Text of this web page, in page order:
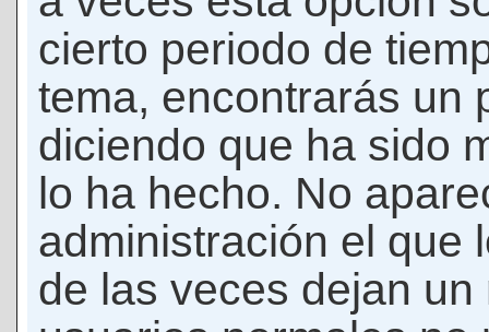
cierto periodo de
tema, encontrarás un
diciendo que ha sido
lo ha hecho. No
administración el que
de las veces dejan